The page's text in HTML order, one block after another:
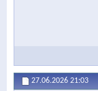
27.06.2026 21:03